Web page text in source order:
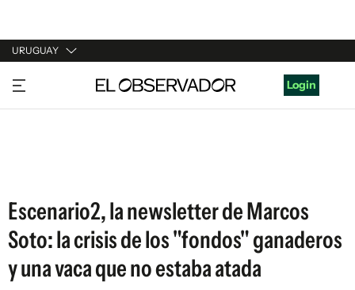
URUGUAY
URUGUAY
ARGENTINA
Login
Escenario2, la newsletter de Marcos
Soto: la crisis de los "fondos" ganaderos
y una vaca que no estaba atada